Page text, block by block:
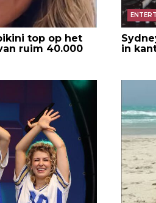
top op het
ruim 40.000
in